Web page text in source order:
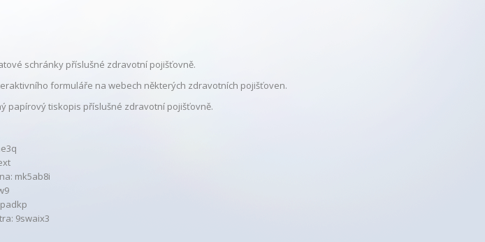
schránky příslušné zdravotní pojišťovně.
formuláře na webech některých zdravotních pojišťoven.
papírový tiskopis příslušné zdravotní pojišťovně.
mk5ab8i
9swaix3